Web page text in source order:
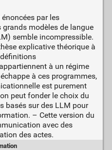
par les
modèles de langue
semble incompressible.
explicative théorique à
à un régime
à ces programmes,
est purement
peut fonder le choix du
basés sur des LLM pour
– Cette version du
avec des
des actes.